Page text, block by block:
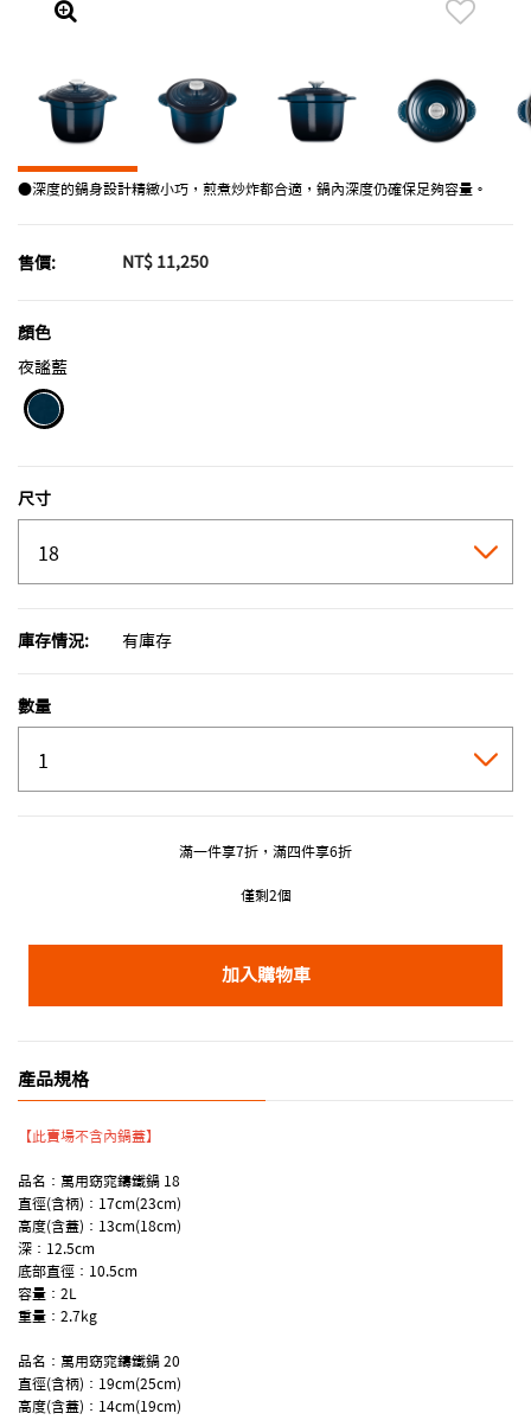
●深度的鍋身設計精緻小巧，煎煮炒炸都合適，鍋內深度仍確保足夠容量。
售價: NT$ 11,250
顏色
夜謐藍
尺寸
庫存情況: 有庫存
數量
滿一件享7折，滿四件享6折
僅剩2個
加入購物車
產品規格
【此賣場不含內鍋蓋】
品名：萬用窈窕鑄鐵鍋 18
直徑(含柄)：17cm(23cm)
高度(含蓋)：13cm(18cm)
深：12.5cm
底部直徑：10.5cm
容量：2L
重量：2.7kg
品名：萬用窈窕鑄鐵鍋 20
直徑(含柄)：19cm(25cm)
高度(含蓋)：14cm(19cm)